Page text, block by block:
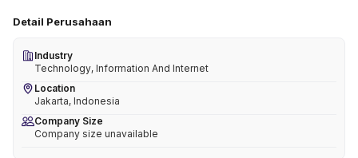
Detail Perusahaan
Industry
Technology, Information And Internet
Location
Jakarta, Indonesia
Company Size
Company size unavailable